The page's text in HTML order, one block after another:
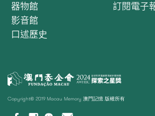
器物館
影音館
口述歷史
訂閱電子
Copyright© 2019 Macau Memory 澳門記憶 版權所有